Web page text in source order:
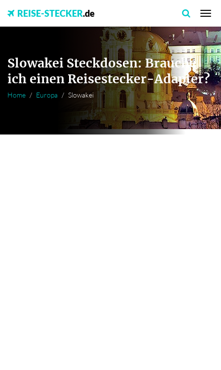
REISE-STECKER.de
Slowakei Steckdosen: Brauche
ich einen Reisestecker-Adapter?
Home Europa Slowakei